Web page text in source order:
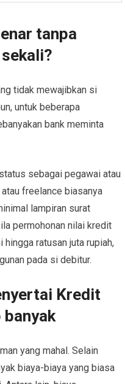
tanpa
tidak mewajibkan si
untuk beberapa
bank meminta
sebagai pegawai atau
freelance biasanya
lampiran surat
permohonan nilai kredit
ratusan juta rupiah,
pada si debitur.
Kredit
banyak
yang mahal. Selain
biaya-biaya yang biasa